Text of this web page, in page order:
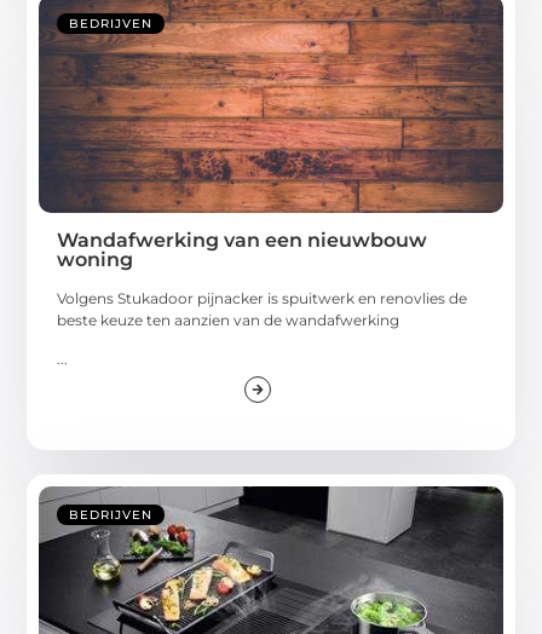
BEDRIJVEN
Wandafwerking van een nieuwbouw
woning
Volgens Stukadoor pijnacker is spuitwerk en renovlies de
beste keuze ten aanzien van de wandafwerking
...
BEDRIJVEN